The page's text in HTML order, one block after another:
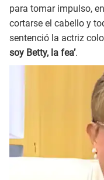
para tomar impulso,
cortarse el cabello y
sentenció la actriz
soy Betty, la fea’.